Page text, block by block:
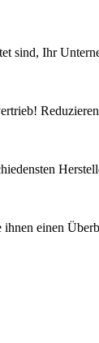
sind, Ihr
ihnen einen